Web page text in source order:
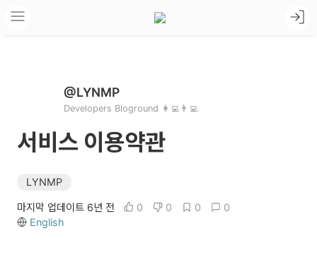
@LYNMP
Developers Bloground 👩‍💻👨‍💻
서비스 이용약관
LYNMP
마지막 업데이트 6년 전 0 0 0
0
English